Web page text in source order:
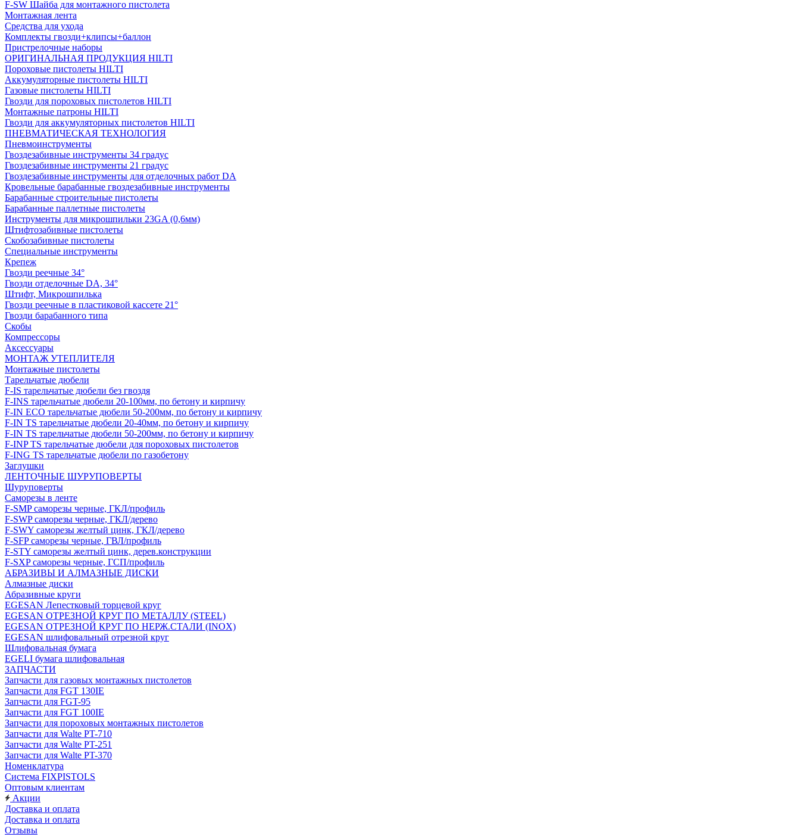
F-SW Шайба для монтажного пистолета
Монтажная лента
Средства для ухода
Комплекты гвозди+клипсы+баллон
Пристрелочные наборы
ОРИГИНАЛЬНАЯ ПРОДУКЦИЯ HILTI
Пороховые пистолеты HILTI
Аккумуляторные пистолеты HILTI
Газовые пистолеты HILTI
Гвозди для пороховых пистолетов HILTI
Монтажные патроны HILTI
Гвозди для аккумуляторных пистолетов HILTI
ПНЕВМАТИЧЕСКАЯ ТЕХНОЛОГИЯ
Пневмоинструменты
Гвоздезабивные инструменты 34 градус
Гвоздезабивные инструменты 21 градус
Гвоздезабивные инструменты для отделочных работ DA
Кровельные барабанные гвоздезабивные инструменты
Барабанные строительные пистолеты
Барабанные паллетные пистолеты
Инструменты для микрошпильки 23GA (0,6мм)
Штифтозабивные пистолеты
Скобозабивные пистолеты
Специальные инструменты
Крепеж
Гвозди реечные 34°
Гвозди отделочные DA, 34°
Штифт, Микрошпилька
Гвозди реечные в пластиковой кассете 21°
Гвозди барабанного типа
Скобы
Компрессоры
Аксессуары
МОНТАЖ УТЕПЛИТЕЛЯ
Монтажные пистолеты
Тарельчатые дюбели
F-IS тарельчатые дюбели без гвоздя
F-INS тарельчатые дюбели 20-100мм, по бетону и кирпичу
F-IN ECO тарельчатые дюбели 50-200мм, по бетону и кирпичу
F-IN TS тарельчатые дюбели 20-40мм, по бетону и кирпичу
F-IN TS тарельчатые дюбели 50-200мм, по бетону и кирпичу
F-INP TS тарельчатые дюбели для пороховых пистолетов
F-ING TS тарельчатые дюбели по газобетону
Заглушки
ЛЕНТОЧНЫЕ ШУРУПОВЕРТЫ
Шуруповерты
Саморезы в ленте
F-SMP саморезы черные, ГКЛ/профиль
F-SWP саморезы черные, ГКЛ/дерево
F-SWY саморезы желтый цинк, ГКЛ/дерево
F-SFP саморезы черные, ГВЛ/профиль
F-STY саморезы желтый цинк, дерев.конструкции
F-SXP саморезы черные, ГСП/профиль
АБРАЗИВЫ И АЛМАЗНЫЕ ДИСКИ
Алмазные диски
Абразивные круги
EGESAN Лепестковый торцевой круг
EGESAN ОТРЕЗНОЙ КРУГ ПО МЕТАЛЛУ (STEEL)
EGESAN ОТРЕЗНОЙ КРУГ ПО НЕРЖ.СТАЛИ (INOX)
EGESAN шлифовальный отрезной круг
Шлифовальная бумага
EGELI бумага шлифовальная
ЗАПЧАСТИ
Запчасти для газовых монтажных пистолетов
Запчасти для FGT 130IE
Запчасти для FGT-95
Запчасти для FGT 100IE
Запчасти для пороховых монтажных пистолетов
Запчасти для Walte PT-710
Запчасти для Walte PT-251
Запчасти для Walte PT-370
Номенклатура
Система FIXPISTOLS
Оптовым клиентам
Акции
Доставка и оплата
Доставка и оплата
Отзывы